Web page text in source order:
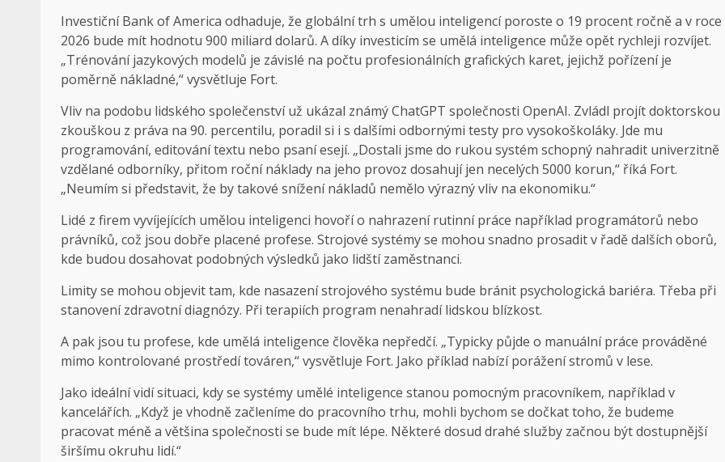
Investiční Bank of America odhaduje, že globální trh s umělou inteligencí poroste o 19 procent ročně a v roce
2026 bude mít hodnotu 900 miliard dolarů. A díky investicím se umělá inteligence může opět rychleji rozvíjet.
„Trénování jazykových modelů je závislé na počtu profesionálních grafických karet, jejichž pořízení je
poměrně nákladné,“ vysvětluje Fort.
Vliv na podobu lidského společenství už ukázal známý ChatGPT společnosti OpenAI. Zvládl projít doktorskou
zkouškou z práva na 90. percentilu, poradil si i s dalšími odbornými testy pro vysokoškoláky. Jde mu
programování, editování textu nebo psaní esejí. „Dostali jsme do rukou systém schopný nahradit univerzitně
vzdělané odborníky, přitom roční náklady na jeho provoz dosahují jen necelých 5000 korun,“ říká Fort.
„Neumím si představit, že by takové snížení nákladů nemělo výrazný vliv na ekonomiku.“
Lidé z firem vyvíjejících umělou inteligenci hovoří o nahrazení rutinní práce například programátorů nebo
právníků, což jsou dobře placené profese. Strojové systémy se mohou snadno prosadit v řadě dalších oborů,
kde budou dosahovat podobných výsledků jako lidští zaměstnanci.
Limity se mohou objevit tam, kde nasazení strojového systému bude bránit psychologická bariéra. Třeba při
stanovení zdravotní diagnózy. Při terapiích program nenahradí lidskou blízkost.
A pak jsou tu profese, kde umělá inteligence člověka nepředčí. „Typicky půjde o manuální práce prováděné
mimo kontrolované prostředí továren,“ vysvětluje Fort. Jako příklad nabízí porážení stromů v lese.
Jako ideální vidí situaci, kdy se systémy umělé inteligence stanou pomocným pracovníkem, například v
kancelářích. „Když je vhodně začleníme do pracovního trhu, mohli bychom se dočkat toho, že budeme
pracovat méně a většina společnosti se bude mít lépe. Některé dosud drahé služby začnou být dostupnější
širšímu okruhu lidí.“